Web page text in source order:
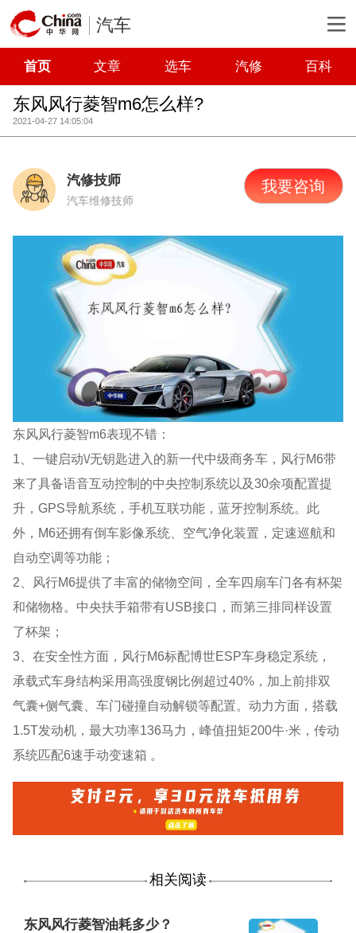
汽车
首页 文章 选车 汽修 百科
东风风行菱智m6怎么样?
2021-04-27 14:05:04
汽修技师
汽车维修技师
我要咨询
东风风行菱智m6表现不错：
1、一键启动\/无钥匙进入的新一代中级商务车，风行M6带
来了具备语音互动控制的中央控制系统以及30余项配置提
升，GPS导航系统，手机互联功能，蓝牙控制系统。此
外，M6还拥有倒车影像系统、空气净化装置，定速巡航和
自动空调等功能；
2、风行M6提供了丰富的储物空间，全车四扇车门各有杯架
和储物格。中央扶手箱带有USB接口，而第三排同样设置
了杯架；
3、在安全性方面，风行M6标配博世ESP车身稳定系统，
承载式车身结构采用高强度钢比例超过40%，加上前排双
气囊+侧气囊、车门碰撞自动解锁等配置。动力方面，搭载
1.5T发动机，最大功率136马力，峰值扭矩200牛·米，传动
系统匹配6速手动变速箱 。
相关阅读
东风风行菱智油耗多少？